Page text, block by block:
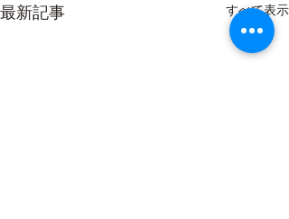
最新記事 すべて表示